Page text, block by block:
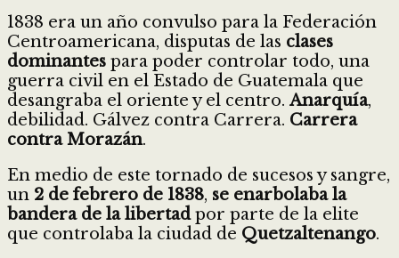
1838 era un año convulso para la Federación
Centroamericana, disputas de las clases
dominantes para poder controlar todo, una
guerra civil en el Estado de Guatemala que
desangraba el oriente y el centro. Anarquía,
debilidad. Gálvez contra Carrera. Carrera
contra Morazán.
En medio de este tornado de sucesos y sangre,
un 2 de febrero de 1838, se enarbolaba la
bandera de la libertadpor parte de la elite
que controlaba la ciudad de Quetzaltenango.